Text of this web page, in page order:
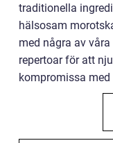
traditionella
hälsosam
med några av
repertoar för att
kompromissa med